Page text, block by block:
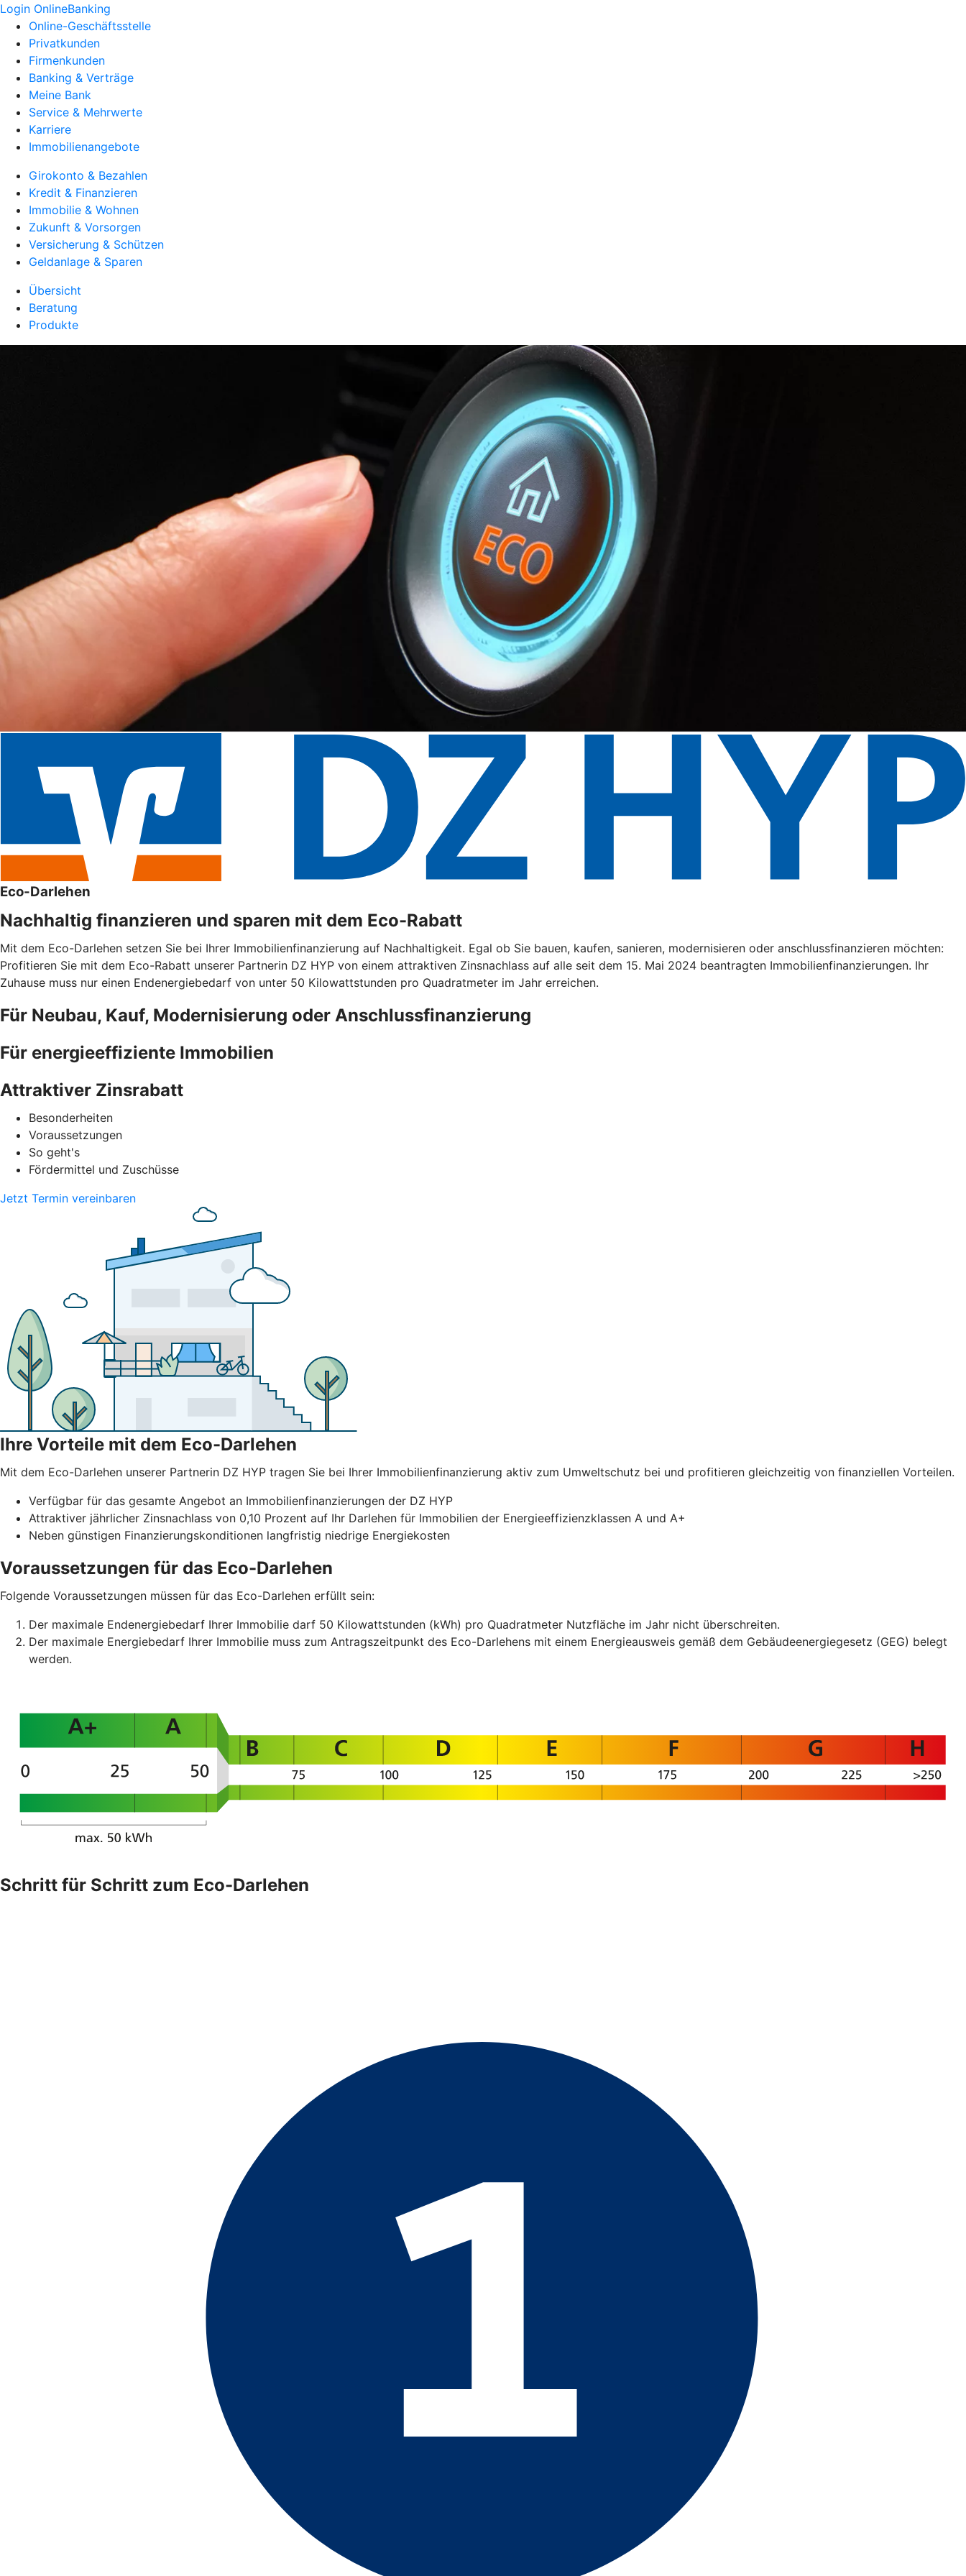
Login OnlineBanking
Online-Geschäftsstelle
Privatkunden
Firmenkunden
Banking & Verträge
Meine Bank
Service & Mehrwerte
Karriere
Immobilienangebote
Girokonto & Bezahlen
Kredit & Finanzieren
Immobilie & Wohnen
Zukunft & Vorsorgen
Versicherung & Schützen
Geldanlage & Sparen
Übersicht
Beratung
Produkte
Eco-Darlehen
Nachhaltig finanzieren und sparen mit dem Eco-Rabatt
Mit dem Eco-Darlehen setzen Sie bei Ihrer Immobilienfinanzierung auf Nachhaltigkeit. Egal ob Sie bauen, kaufen, sanieren, modernisieren oder anschlussfinanzieren möchten:
Profitieren Sie mit dem Eco-Rabatt unserer Partnerin DZ HYP von einem attraktiven Zinsnachlass auf alle seit dem 15. Mai 2024 beantragten Immobilienfinanzierungen. Ihr
Zuhause muss nur einen Endenergiebedarf von unter 50 Kilowattstunden pro Quadratmeter im Jahr erreichen.
Für Neubau, Kauf, Modernisierung oder Anschlussfinanzierung
Für energieeffiziente Immobilien
Attraktiver Zinsrabatt
Besonderheiten
Voraussetzungen
So geht's
Fördermittel und Zuschüsse
Jetzt Termin vereinbaren
Ihre Vorteile mit dem Eco-Darlehen
Mit dem Eco-Darlehen unserer Partnerin DZ HYP tragen Sie bei Ihrer Immobilienfinanzierung aktiv zum Umweltschutz bei und profitieren gleichzeitig von finanziellen Vorteilen.
Verfügbar für das gesamte Angebot an Immobilienfinanzierungen der DZ HYP
Attraktiver jährlicher Zinsnachlass von 0,10 Prozent auf Ihr Darlehen für Immobilien der Energieeffizienzklassen A und A+
Neben günstigen Finanzierungskonditionen langfristig niedrige Energiekosten
Voraussetzungen für das Eco-Darlehen
Folgende Voraussetzungen müssen für das Eco-Darlehen erfüllt sein:
Der maximale Endenergiebedarf Ihrer Immobilie darf 50 Kilowattstunden (kWh) pro Quadratmeter Nutzfläche im Jahr nicht überschreiten.
Der maximale Energiebedarf Ihrer Immobilie muss zum Antragszeitpunkt des Eco-Darlehens mit einem Energieausweis gemäß dem Gebäudeenergiegesetz (GEG) belegt
werden.
Schritt für Schritt zum Eco-Darlehen